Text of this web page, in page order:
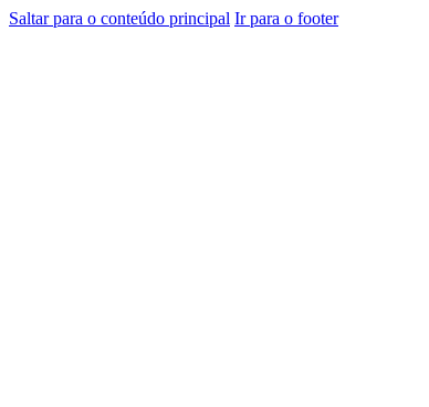
Saltar para o conteúdo principal Ir para o footer